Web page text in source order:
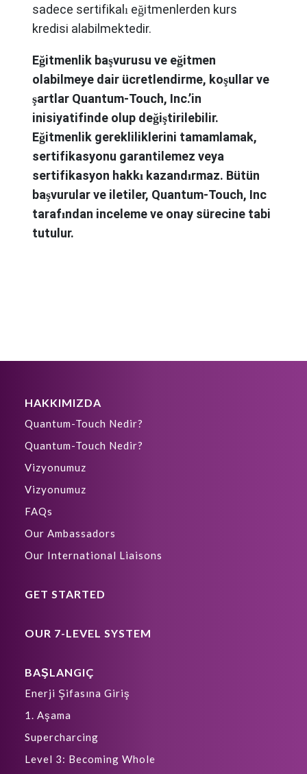
sadece sertifikalı eğitmenlerden kurs
kredisi alabilmektedir.
Eğitmenlik başvurusu ve eğitmen
olabilmeye dair ücretlendirme, koşullar ve
şartlar Quantum-Touch, Inc.’in
inisiyatifinde olup değiştirilebilir.
Eğitmenlik gerekliliklerini tamamlamak,
sertifikasyonu garantilemez veya
sertifikasyon hakkı kazandırmaz. Bütün
başvurular ve iletiler, Quantum-Touch, Inc
tarafından inceleme ve onay sürecine tabi
tutulur.
HAKKIMIZDA
Quantum-Touch Nedir?
Quantum-Touch Nedir?
Vizyonumuz
Vizyonumuz
FAQs
Our Ambassadors
Our International Liaisons
GET STARTED
OUR 7-LEVEL SYSTEM
BAŞLANGIÇ
Enerji Şifasına Giriş
1. Aşama
Supercharcing
Level 3: Becoming Whole